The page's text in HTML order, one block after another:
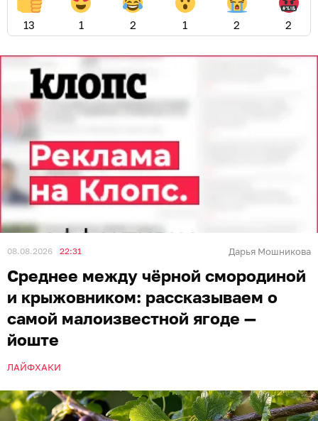
13 1 2 1 2 2
08.08.2026 22:31 Дарья Мошникова
Среднее между чёрной смородиной
и крыжовником: рассказываем о
самой малоизвестной ягоде —
йоште
ЛАЙФХАКИ